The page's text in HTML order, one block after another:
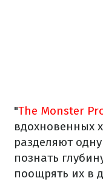
"The Monster
вдохновенных
разделяют
познать
поощрять их в